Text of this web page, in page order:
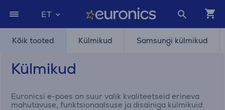
ET
Kõik tooted Külmikud Samsungi külmikud
Külmikud
Euronicsi e-poes on suur valik kvaliteetseid erineva
mahutavuse, funktsionaalsuse ja disainiga külmikuid